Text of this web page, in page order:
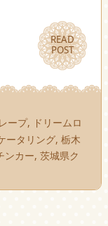
READ
POST
READ
POST
ープ, ドリームロ
ータリング, 栃木
ンカー, 茨城県ク